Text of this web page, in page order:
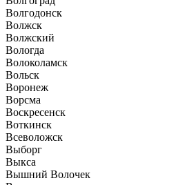
Волгодонск
Волжск
Волжский
Вологда
Волоколамск
Вольск
Воронеж
Ворсма
Воскресенск
Воткинск
Всеволожск
Выборг
Выкса
Вышний Волочек